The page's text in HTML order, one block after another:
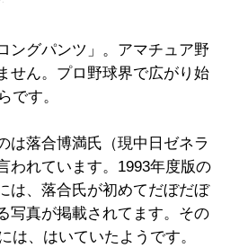
ングパンツ」。アマチュア野
せん。プロ野球界で広がり始
です。
落合博満氏（現中日ゼネラ
われています。1993年度版の
は、落合氏が初めてだぼだぼ
写真が掲載されてます。その
は、はいていたようです。